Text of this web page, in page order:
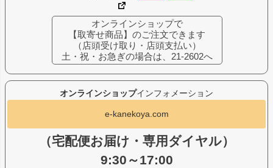
オンラインショップインフォメーション
e-kanekoya.com
（宅配便お届け・専用ダイヤル）
9:30～17:00
オンラインショップで
【取寄せ商品】のご注文できます
（店頭受け取り・店頭支払い）
土・祝・お急ぎの場合は、21-2602へ